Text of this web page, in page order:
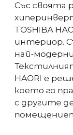
Със своята
TOSHIBA
интериор.
най-
HAORI е
което го
с другите